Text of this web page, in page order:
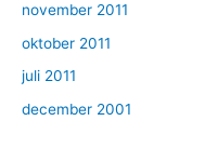
november 2011
oktober 2011
juli 2011
december 2001